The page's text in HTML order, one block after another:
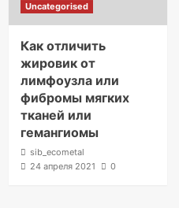
Uncategorised
Как отличить
жировик от
лимфоузла или
фибромы мягких
тканей или
гемангиомы
sib_ecometal
24 апреля 2021
0